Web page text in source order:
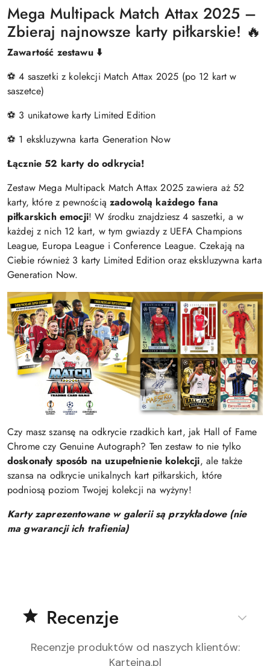
Mega Multipack Match Attax 2025 –
Zbieraj najnowsze karty piłkarskie! 🔥
Zawartość zestawu ⬇️
⚽ 4 saszetki z kolekcji Match Attax 2025 (po 12 kart w
saszetce)
⚽ 3 unikatowe karty Limited Edition
⚽ 1 ekskluzywna karta Generation Now
Łącznie 52 karty do odkrycia!
Zestaw Mega Multipack Match Attax 2025 zawiera aż 52
karty, które z pewnościązadowolą każdego fana
piłkarskich emocji! W środku znajdziesz 4 saszetki, a w
każdej z nich 12 kart, w tym gwiazdy z UEFA Champions
League, Europa League i Conference League. Czekają na
Ciebie również 3 karty Limited Edition oraz ekskluzywna karta
Generation Now.
Czy masz szansę na odkrycie rzadkich kart, jak Hall of Fame
Chrome czy Genuine Autograph? Ten zestaw to nie tylko
doskonały sposób na uzupełnienie kolekcji, ale także
szansa na odkrycie unikalnych kart piłkarskich, które
podniosą poziom Twojej kolekcji na wyżyny!
Karty zaprezentowane w galerii są przykładowe (nie
ma gwarancji ich trafienia)
Recenzje
Recenzje produktów od naszych klientów:
Karteina.pl